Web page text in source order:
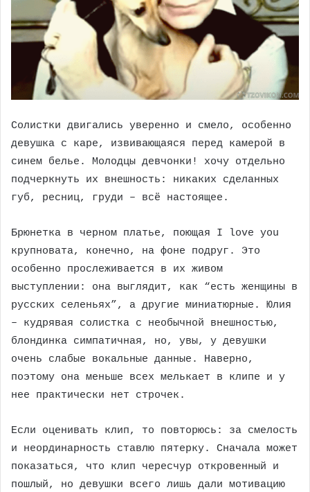
Солистки двигались уверенно и смело, особенно
девушка с каре, извивающаяся перед камерой в
синем белье. Молодцы девчонки! хочу отдельно
подчеркнуть их внешность: никаких сделанных
губ, ресниц, груди – всё настоящее.
Брюнетка в черном платье, поющая I love you
крупновата, конечно, на фоне подруг. Это
особенно прослеживается в их живом
выступлении: она выглядит, как “есть женщины в
русских селеньях”, а другие миниатюрные. Юлия
– кудрявая солистка с необычной внешностью,
блондинка симпатичная, но, увы, у девушки
очень слабые вокальные данные. Наверно,
поэтому она меньше всех мелькает в клипе и у
нее практически нет строчек.
Если оценивать клип, то повторюсь: за смелость
и неординарность ставлю пятерку. Сначала может
показаться, что клип чересчур откровенный и
пошлый, но девушки всего лишь дали мотивацию